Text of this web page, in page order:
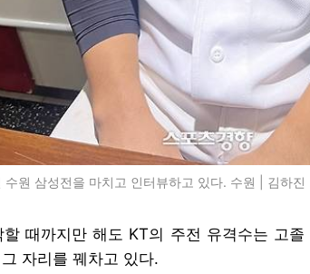
수원 삼성전을 마치고 인터뷰하고 있다. 수원 | 김하진
때까지만 해도 KT의 주전 유격수는 고
자리를 꿰차고 있다.